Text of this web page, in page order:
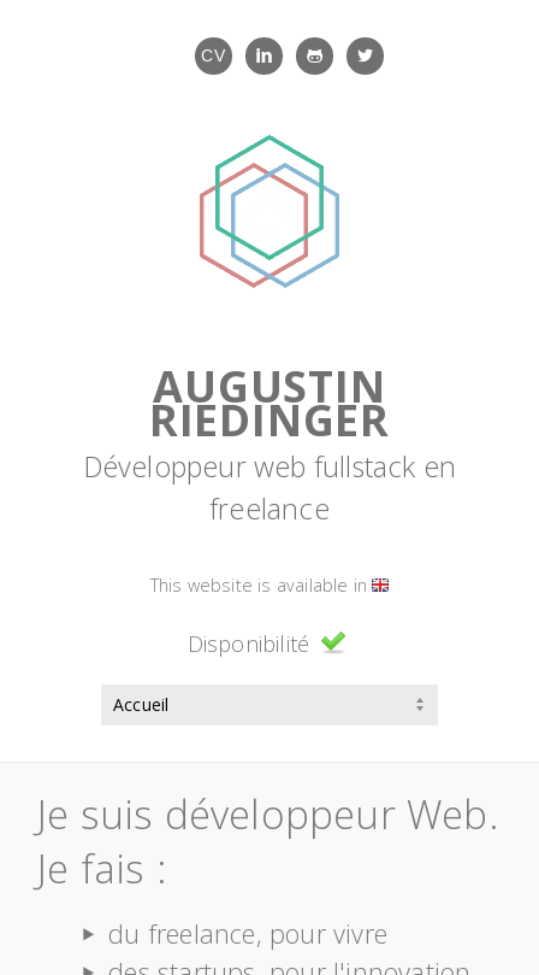
CV
AUGUSTIN
RIEDINGER
Développeur web fullstack en
freelance
This website is available in
Disponibilité
Je suis développeur Web.
Je fais :
du freelance, pour vivre